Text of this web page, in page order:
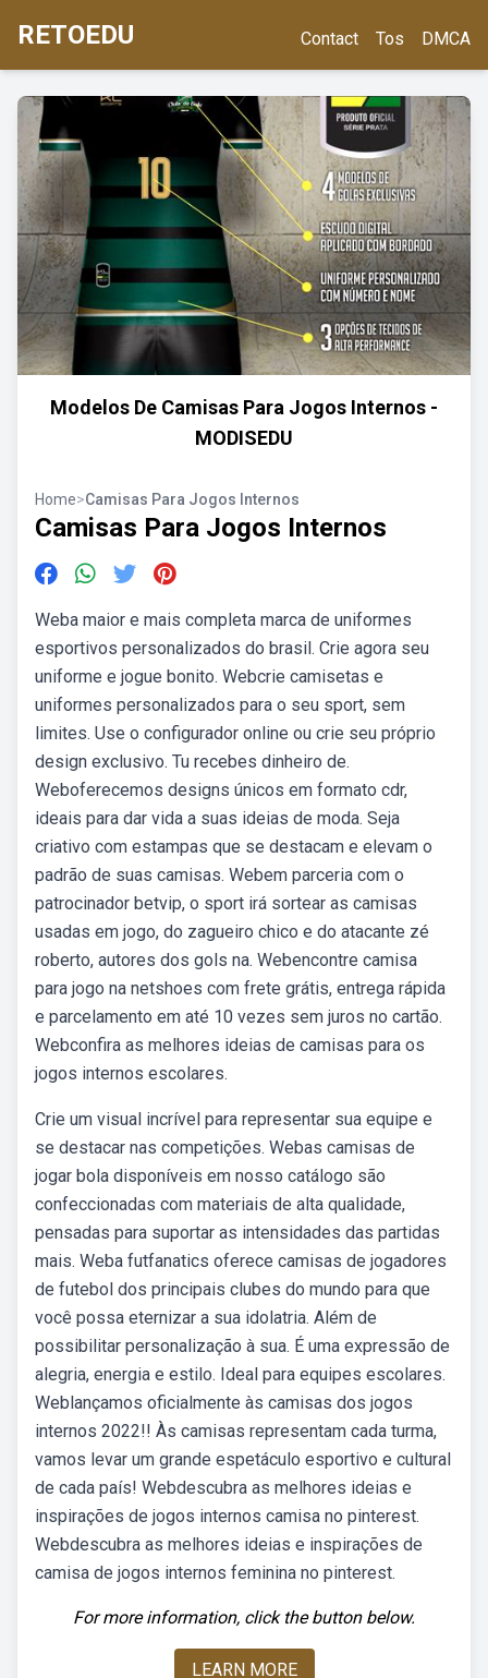
RETOEDU Contact Tos DMCA
Modelos De Camisas Para Jogos Internos -
MODISEDU
Home>Camisas Para Jogos Internos
Camisas Para Jogos Internos
Weba maior e mais completa marca de uniformes
esportivos personalizados do brasil. Crie agora seu
uniforme e jogue bonito. Webcrie camisetas e
uniformes personalizados para o seu sport, sem
limites. Use o configurador online ou crie seu próprio
design exclusivo. Tu recebes dinheiro de.
Weboferecemos designs únicos em formato cdr,
ideais para dar vida a suas ideias de moda. Seja
criativo com estampas que se destacam e elevam o
padrão de suas camisas. Webem parceria com o
patrocinador betvip, o sport irá sortear as camisas
usadas em jogo, do zagueiro chico e do atacante zé
roberto, autores dos gols na. Webencontre camisa
para jogo na netshoes com frete grátis, entrega rápida
e parcelamento em até 10 vezes sem juros no cartão.
Webconfira as melhores ideias de camisas para os
jogos internos escolares.
Crie um visual incrível para representar sua equipe e
se destacar nas competições. Webas camisas de
jogar bola disponíveis em nosso catálogo são
confeccionadas com materiais de alta qualidade,
pensadas para suportar as intensidades das partidas
mais. Weba futfanatics oferece camisas de jogadores
de futebol dos principais clubes do mundo para que
você possa eternizar a sua idolatria. Além de
possibilitar personalização à sua. É uma expressão de
alegria, energia e estilo. Ideal para equipes escolares.
Weblançamos oficialmente às camisas dos jogos
internos 2022!! Às camisas representam cada turma,
vamos levar um grande espetáculo esportivo e cultural
de cada país! Webdescubra as melhores ideias e
inspirações de jogos internos camisa no pinterest.
Webdescubra as melhores ideias e inspirações de
camisa de jogos internos feminina no pinterest.
For more information, click the button below.
LEARN MORE